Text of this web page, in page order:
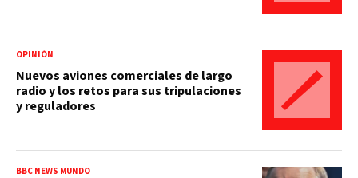
OPINIÓN
Nuevos aviones comerciales de largo
radio y los retos para sus tripulaciones
y reguladores
BBC NEWS MUNDO